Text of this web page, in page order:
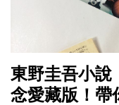
東野圭吾小說
念愛藏版！帶